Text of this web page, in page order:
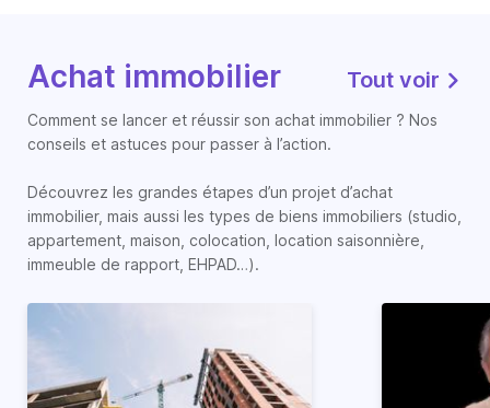
Achat immobilier Tout voir
Comment se lancer et réussir son achat immobilier ? Nos
conseils et astuces pour passer à l’action.
Découvrez les grandes étapes d’un projet d’achat
immobilier, mais aussi les types de biens immobiliers (studio,
appartement, maison, colocation, location saisonnière,
immeuble de rapport, EHPAD…).